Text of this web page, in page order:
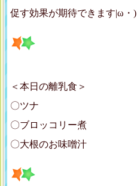
促す効果が期待できます|ω・)
＜本日の離乳食＞
〇ツナ
〇ブロッコリー煮
〇大根のお味噌汁